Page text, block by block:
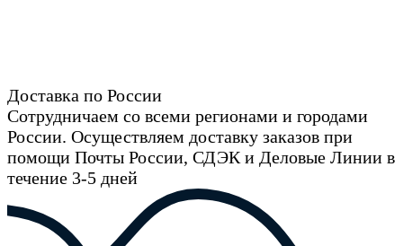
Доставка по России
Сотрудничаем со всеми регионами и городами
России. Осуществляем доставку заказов при
помощи Почты России, СДЭК и Деловые Линии в
течение 3-5 дней